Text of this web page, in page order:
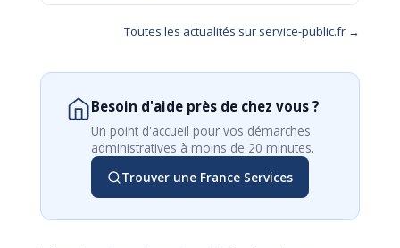
Toutes les actualités sur service-public.fr →
Besoin d'aide près de chez vous ?
Un point d'accueil pour vos démarches
administratives à moins de 20 minutes.
Trouver une France Services